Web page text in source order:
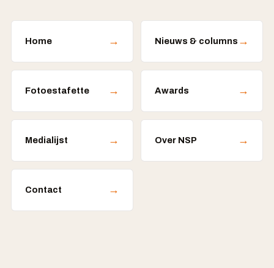
Home → Nieuws & columns →
Fotoestafette → Awards →
Medialijst → Over NSP →
Contact →